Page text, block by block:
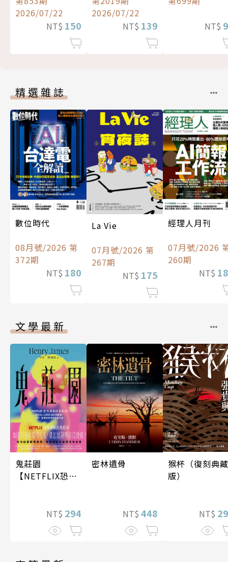
2026/07/22
NT$ 150
2026/07/22
NT$ 139 NT$
精選雜誌
數位時代
08月號/2026 第
372期
NT$ 180
La Vie
07月號/2026 第
267期
NT$ 175
經理人月刊
07月號/2026
260期
NT$
文學最新
鬼莊園
【NETFLIX恐怖
NT$ 294
密林遺骨
NT$ 448
猴杯（復刻典藏
版）
NT$